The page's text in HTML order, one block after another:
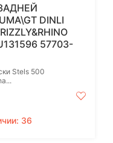
DINLI
57703-
Stels 500
36